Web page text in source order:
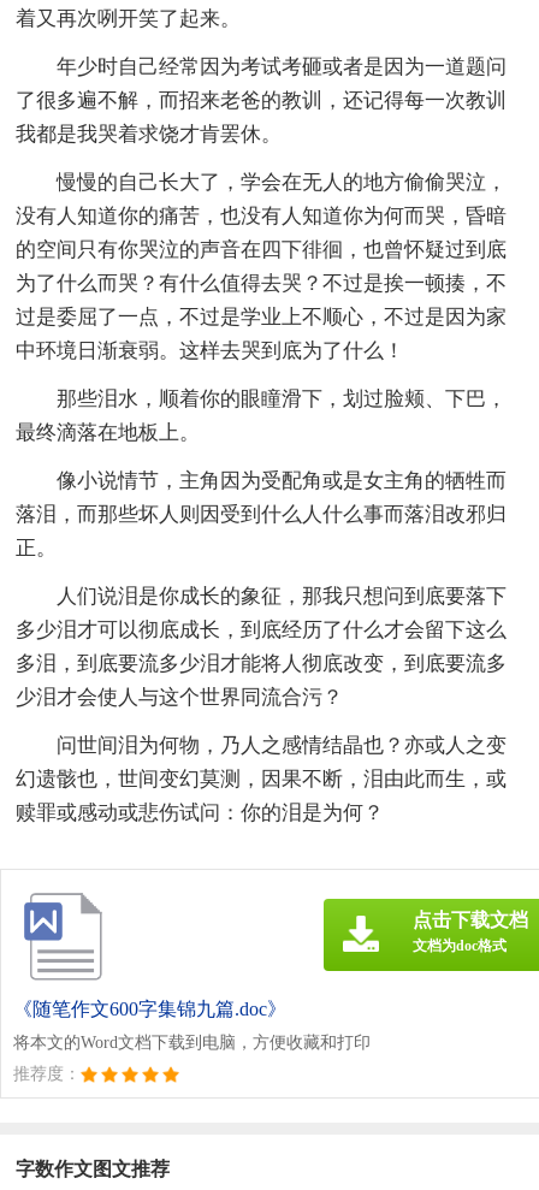
着又再次咧开笑了起来。
年少时自己经常因为考试考砸或者是因为一道题问
了很多遍不解，而招来老爸的教训，还记得每一次教训
我都是我哭着求饶才肯罢休。
慢慢的自己长大了，学会在无人的地方偷偷哭泣，
没有人知道你的痛苦，也没有人知道你为何而哭，昏暗
的空间只有你哭泣的声音在四下徘徊，也曾怀疑过到底
为了什么而哭？有什么值得去哭？不过是挨一顿揍，不
过是委屈了一点，不过是学业上不顺心，不过是因为家
中环境日渐衰弱。这样去哭到底为了什么！
那些泪水，顺着你的眼瞳滑下，划过脸颊、下巴，
最终滴落在地板上。
像小说情节，主角因为受配角或是女主角的牺牲而
落泪，而那些坏人则因受到什么人什么事而落泪改邪归
正。
人们说泪是你成长的象征，那我只想问到底要落下
多少泪才可以彻底成长，到底经历了什么才会留下这么
多泪，到底要流多少泪才能将人彻底改变，到底要流多
少泪才会使人与这个世界同流合污？
问世间泪为何物，乃人之感情结晶也？亦或人之变
幻遗骸也，世间变幻莫测，因果不断，泪由此而生，或
赎罪或感动或悲伤试问：你的泪是为何？
《随笔作文600字集锦九篇.doc》
将本文的Word文档下载到电脑，方便收藏和打印
推荐度：
点击下载文档
文档为doc格式
字数作文图文推荐